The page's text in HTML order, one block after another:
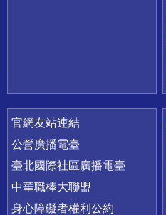
官網友站連結
公營廣播電臺
臺北國際社區廣播電臺
中華職棒大聯盟
身心障礙者權利公約